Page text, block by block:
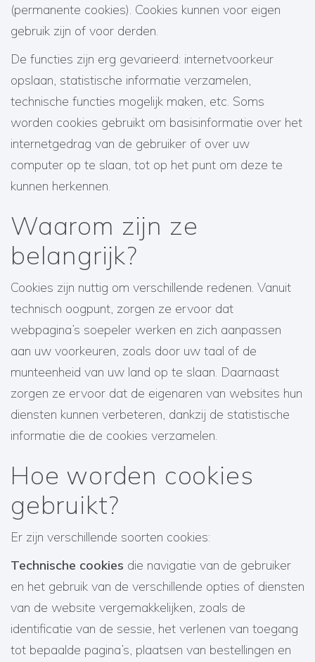
(permanente cookies). Cookies kunnen voor eigen
gebruik zijn of voor derden.
De functies zijn erg gevarieerd: internetvoorkeur
opslaan, statistische informatie verzamelen,
technische functies mogelijk maken, etc. Soms
worden cookies gebruikt om basisinformatie over het
internetgedrag van de gebruiker of over uw
computer op te slaan, tot op het punt om deze te
kunnen herkennen.
Waarom zijn ze
belangrijk?
Cookies zijn nuttig om verschillende redenen. Vanuit
technisch oogpunt, zorgen ze ervoor dat
webpagina’s soepeler werken en zich aanpassen
aan uw voorkeuren, zoals door uw taal of de
munteenheid van uw land op te slaan. Daarnaast
zorgen ze ervoor dat de eigenaren van websites hun
diensten kunnen verbeteren, dankzij de statistische
informatie die de cookies verzamelen.
Hoe worden cookies
gebruikt?
Er zijn verschillende soorten cookies:
Technische cookies die navigatie van de gebruiker
en het gebruik van de verschillende opties of diensten
van de website vergemakkelijken, zoals de
identificatie van de sessie, het verlenen van toegang
tot bepaalde pagina’s, plaatsen van bestellingen en